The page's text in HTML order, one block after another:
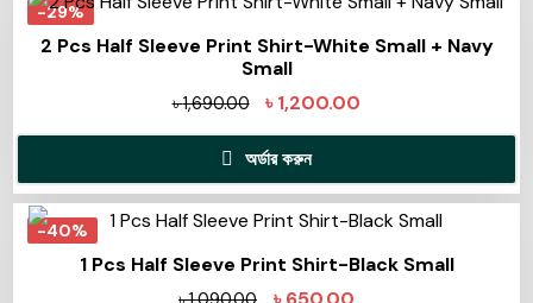
-29%
2 Pcs Half Sleeve Print Shirt-White Small + Navy
Small
৳1,690.00 ৳1,200.00
অর্ডার করুন
-40%
1 Pcs Half Sleeve Print Shirt-Black Small